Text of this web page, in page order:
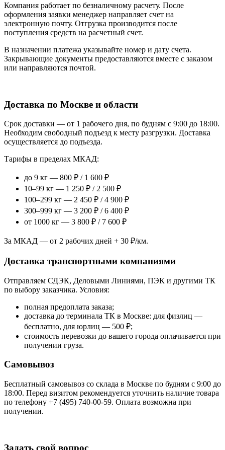
Компания работает по безналичному расчету. После
оформления заявки менеджер направляет счет на
электронную почту. Отгрузка производится после
поступления средств на расчетный счет.
В назначении платежа указывайте номер и дату счета.
Закрывающие документы предоставляются вместе с заказом
или направляются почтой.
Доставка по Москве и области
Срок доставки — от 1 рабочего дня, по будням с 9:00 до 18:00.
Необходим свободный подъезд к месту разгрузки. Доставка
осуществляется до подъезда.
Тарифы в пределах МКАД:
до 9 кг — 800 ₽ / 1 600 ₽
10–99 кг — 1 250 ₽ / 2 500 ₽
100–299 кг — 2 450 ₽ / 4 900 ₽
300–999 кг — 3 200 ₽ / 6 400 ₽
от 1000 кг — 3 800 ₽ / 7 600 ₽
За МКАД — от 2 рабочих дней + 30 ₽/км.
Доставка транспортными компаниями
Отправляем СДЭК, Деловыми Линиями, ПЭК и другими ТК
по выбору заказчика. Условия:
полная предоплата заказа;
доставка до терминала ТК в Москве: для физлиц —
бесплатно, для юрлиц — 500 ₽;
стоимость перевозки до вашего города оплачивается при
получении груза.
Самовывоз
Бесплатный самовывоз со склада в Москве по будням с 9:00 до
18:00. Перед визитом рекомендуется уточнить наличие товара
по телефону +7 (495) 740-00-59. Оплата возможна при
получении.
Задать свой вопрос